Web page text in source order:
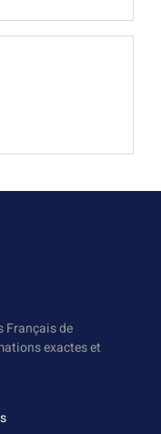
Français de
exactes et